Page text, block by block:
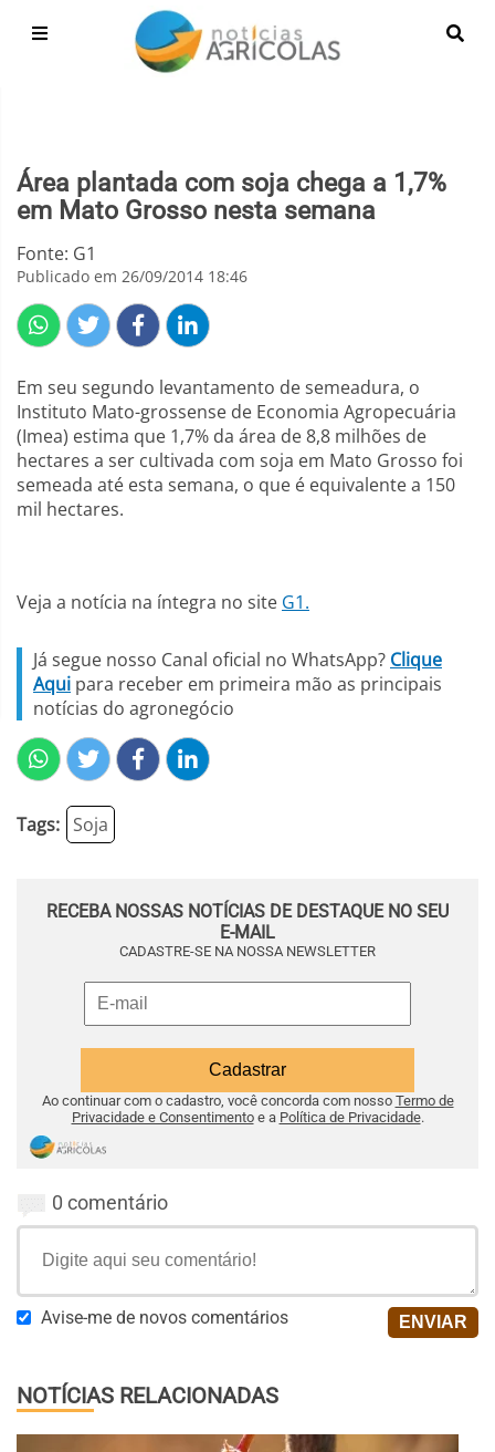
Área plantada com soja chega a 1,7%
em Mato Grosso nesta semana
Fonte: G1
Publicado em 26/09/2014 18:46
Em seu segundo levantamento de semeadura, o
Instituto Mato-grossense de Economia Agropecuária
(Imea) estima que 1,7% da área de 8,8 milhões de
hectares a ser cultivada com soja em Mato Grosso foi
semeada até esta semana, o que é equivalente a 150
mil hectares.
Veja a notícia na íntegra no site G1.
Já segue nosso Canal oficial no WhatsApp? Clique
Aqui para receber em primeira mão as principais
notícias do agronegócio
Tags: Soja
RECEBA NOSSAS NOTÍCIAS DE DESTAQUE NO SEU
E-MAIL
CADASTRE-SE NA NOSSA NEWSLETTER
Ao continuar com o cadastro, você concorda com nosso Termo de
Privacidade e Consentimentoe a Política de Privacidade.
0 comentário
Avise-me de novos comentários
NOTÍCIAS RELACIONADAS